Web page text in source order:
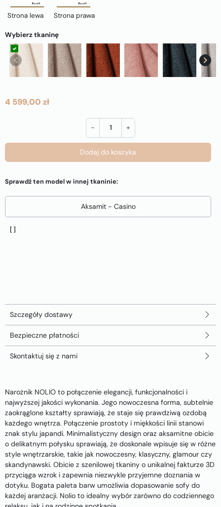
Strona lewa Strona prawa
Wybierz tkaninę
Jasnobeżowa (Haga 23)Beżowa (Haga 30)Ceglana (Haga 44)Różowy (Haga 52)Granatowa
Poprzedni
keyboard_arrow_left keyboard_arrow_right
4 599,00 zł
- +
Dodaj do koszyka
Sprawdź ten model w innej tkaninie:
Aksamit - Casino
Szczegóły dostawy
Bezpieczne płatności
Skontaktuj się z nami
Narożnik NOLIO to połączenie elegancji, funkcjonalności i
najwyższej jakości wykonania. Jego nowoczesna forma, subtelnie
zaokrąglone kształty sprawiają, że staje się prawdziwą ozdobą
każdego wnętrza. Połączenie prostoty i miękkości linii stanowi
znak stylu japandi. Minimalistyczny design oraz aksamitne obicie
o delikatnym połysku sprawiają, że doskonale wpisuje się w różne
style wnętrzarskie, takie jak nowoczesny, klasyczny, glamour czy
skandynawski. Obicie z szenilowej tkaniny o unikalnej fakturze 3D
przyciąga wzrok i zapewnia niezwykle przyjemne doznania w
dotyku. Bogata paleta barw umożliwia dopasowanie sofy do
każdej aranżacji. Nolio to idealny wybór zarówno do codziennego